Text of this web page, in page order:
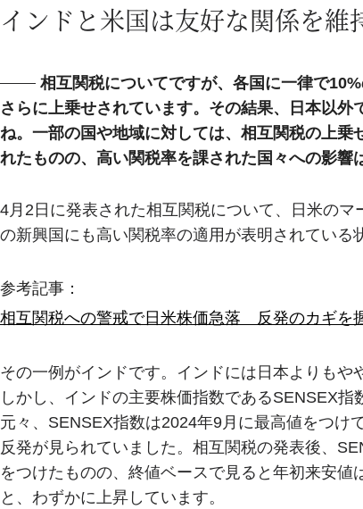
インドと米国は友好な関係を維
相互関税についてですが、各国に一律で
さらに上乗せされています。その結果、日本以
ね。一部の国や地域に対しては、相互関税の上
れたものの、高い関税率を課された国々への影響
4月2日に発表された相互関税について、日米の
の新興国にも高い関税率の適用が表明されている
参考記事：
相互関税への警戒で日米株価急落 反発のカギ
その一例がインドです。インドには日本よりもや
しかし、インドの主要株価指数であるSENSEX指
元々、SENSEX指数は2024年9月に最高値をつけ
反発が見られていました。相互関税の発表後、
をつけたものの、終値ベースで見ると年初来安
と、わずかに上昇しています。